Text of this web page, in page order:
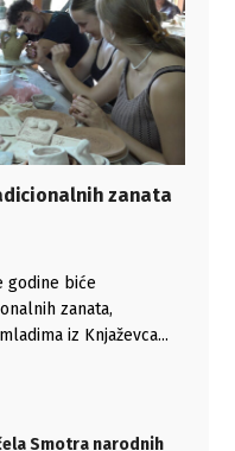
zanata
godine biće
zanata,
iz Knjaževca...
Smotra narodnih